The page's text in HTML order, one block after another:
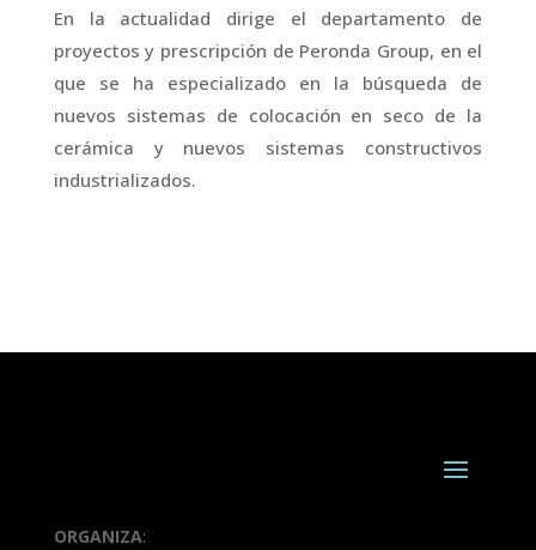
En la actualidad dirige el departamento de
proyectos y prescripción de Peronda Group, en el
que se ha especializado en la búsqueda de
nuevos sistemas de colocación en seco de la
cerámica y nuevos sistemas constructivos
industrializados.
ORGANIZA: